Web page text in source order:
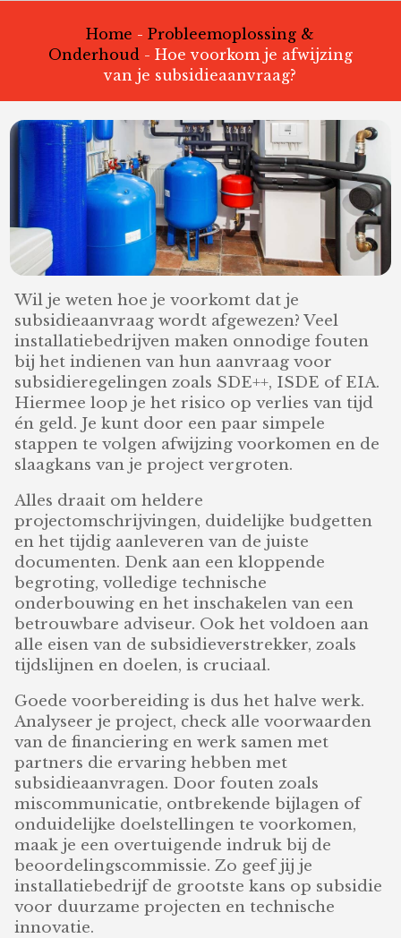
Home -Probleemoplossing &
Onderhoud - Hoe voorkom je afwijzing
van je subsidieaanvraag?
Wil je weten hoe je voorkomt dat je
subsidieaanvraag wordt afgewezen? Veel
installatiebedrijven maken onnodige fouten
bij het indienen van hun aanvraag voor
subsidieregelingen zoals SDE++, ISDE of EIA.
Hiermee loop je het risico op verlies van tijd
én geld. Je kunt door een paar simpele
stappen te volgen afwijzing voorkomen en de
slaagkans van je project vergroten.
Alles draait om heldere
projectomschrijvingen, duidelijke budgetten
en het tijdig aanleveren van de juiste
documenten. Denk aan een kloppende
begroting, volledige technische
onderbouwing en het inschakelen van een
betrouwbare adviseur. Ook het voldoen aan
alle eisen van de subsidieverstrekker, zoals
tijdslijnen en doelen, is cruciaal.
Goede voorbereiding is dus het halve werk.
Analyseer je project, check alle voorwaarden
van de financiering en werk samen met
partners die ervaring hebben met
subsidieaanvragen. Door fouten zoals
miscommunicatie, ontbrekende bijlagen of
onduidelijke doelstellingen te voorkomen,
maak je een overtuigende indruk bij de
beoordelingscommissie. Zo geef jij je
installatiebedrijf de grootste kans op subsidie
voor duurzame projecten en technische
innovatie.